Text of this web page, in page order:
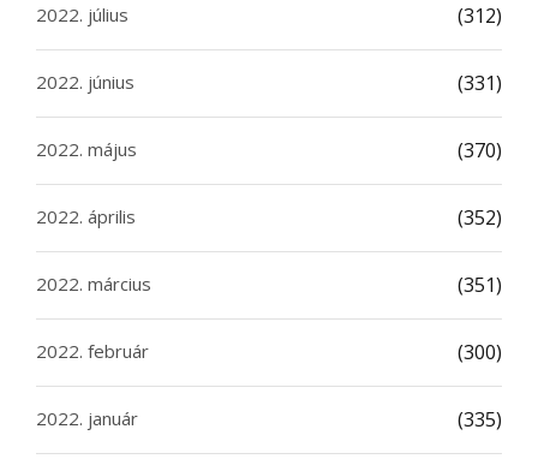
2022. július (312)
2022. június (331)
2022. május (370)
2022. április (352)
2022. március (351)
2022. február (300)
2022. január (335)